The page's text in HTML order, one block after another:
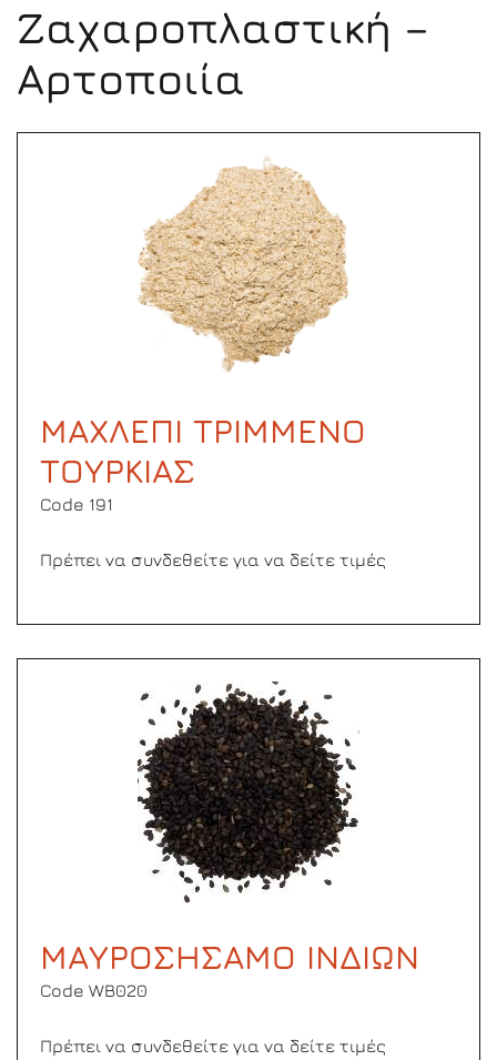
Ζαχαροπλαστική –
Αρτοποιία
ΜΑΧΛΕΠΙ ΤΡΙΜΜΕΝΟ
ΤΟΥΡΚΙΑΣ
Code 191
Πρέπει να συνδεθείτε για να δείτε τιμές
ΜΑΥΡΟΣΗΣΑΜΟ ΙΝΔΙΩΝ
Code WB020
Πρέπει να συνδεθείτε για να δείτε τιμές